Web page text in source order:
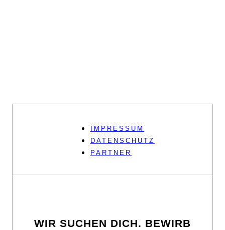
IMPRESSUM
DATENSCHUTZ
PARTNER
WIR SUCHEN DICH. BEWIRB